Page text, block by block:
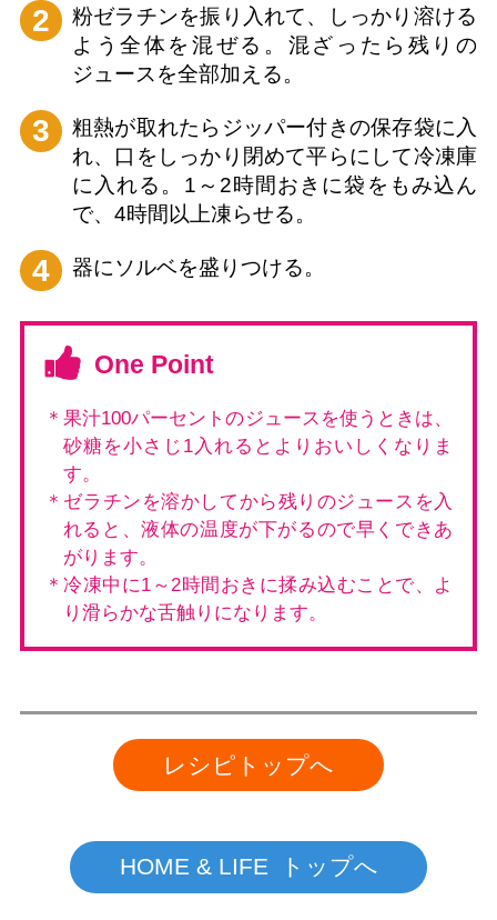
2
粉ゼラチンを振り入れて、しっかり溶ける
よう全体を混ぜる。混ざったら残りの
ジュースを全部加える。
3
粗熱が取れたらジッパー付きの保存袋に入
れ、口をしっかり閉めて平らにして冷凍庫
に入れる。1～2時間おきに袋をもみ込ん
で、4時間以上凍らせる。
4 器にソルベを盛りつける。
One Point
＊果汁100パーセントのジュースを使うときは、
砂糖を小さじ1入れるとよりおいしくなりま
す。
＊ゼラチンを溶かしてから残りのジュースを入
れると、液体の温度が下がるので早くできあ
がります。
＊冷凍中に1～2時間おきに揉み込むことで、よ
り滑らかな舌触りになります。
レシピトップへ
HOME & LIFE トップへ